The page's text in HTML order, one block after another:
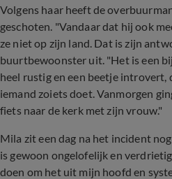
Volgens haar heeft de
geschoten. "Vandaar dat hij ook
ze niet op zijn land. Dat is zijn
buurtbewoonster uit. "Het is een
heel rustig en een beetje introvert,
iemand zoiets doet. Vanmorgen
fiets naar de kerk met zijn vrouw."
Mila zit een dag na het incident
is gewoon ongelofelijk en
doen om het uit mijn hoofd en